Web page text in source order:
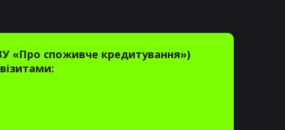
«Про споживче кредитування»)